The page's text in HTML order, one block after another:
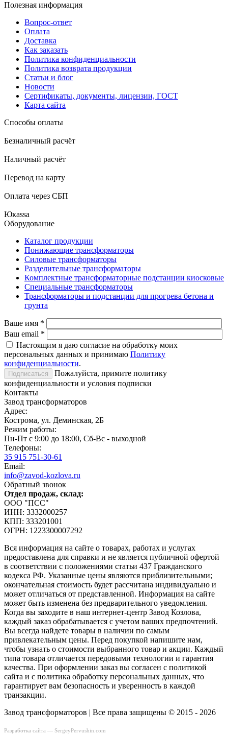
Полезная информация
Вопрос-ответ
Оплата
Доставка
Как заказать
Политика конфиденциальности
Политика возврата продукции
Статьи и блог
Новости
Сертификаты, документы, лицензии, ГОСТ
Карта сайта
Способы оплаты
Безналичный расчёт
Наличный расчёт
Перевод на карту
Оплата через СБП
Юкаssа
Оборудование
Каталог продукции
Понижающие трансформаторы
Силовые трансформаторы
Разделительные трансформаторы
Комплектные трансформаторные подстанции киосковые
Специальные трансформаторы
Трансформаторы и подстанции для прогрева бетона и
грунта
Ваше имя *
Ваш email *
Настоящим я даю согласие на обработку моих
персональных данных и принимаю Политику
конфиденциальности.
Пожалуйста, примите политику
конфиденциальности и условия подписки
Контакты
Завод трансформаторов
Адрес:
Кострома, ул. Деминская, 2Б
Режим работы:
Пн-Пт с 9:00 до 18:00, Сб-Вс - выходной
Телефоны:
35 915 751-30-61
Email:
info@zavod-kozlova.ru
Обратный звонок
Отдел продаж, склад:
ООО "ПСС"
ИНН: 3332000257
КПП: 333201001
ОГРН: 1223300007292
Вся информация на сайте о товарах, работах и услугах
предоставлена для справки и не является публичной офертой
в соответствии с положениями статьи 437 Гражданского
кодекса РФ. Указанные цены являются приблизительными;
окончательная стоимость будет рассчитана индивидуально и
может отличаться от представленной. Информация на сайте
может быть изменена без предварительного уведомления.
Когда вы заходите в наш интернет-центр Завод Козлова,
каждый заказ обрабатывается с учетом ваших предпочтений.
Вы всегда найдете товары в наличии по самым
привлекательным цены. Перед покупкой напишите нам,
чтобы узнать о стоимости выбранного товар и акции. Каждый
типа товара отличается передовыми технологии и гарантия
качества. При оформлении заказ вы согласен с политикой
сайта и с политика обработку персональных данных, что
гарантирует вам безопасность и уверенность в каждой
транзакции.
Завод трансформаторов | Все права защищены © 2015 - 2026
Разработка сайта — SergeyPervushin.com